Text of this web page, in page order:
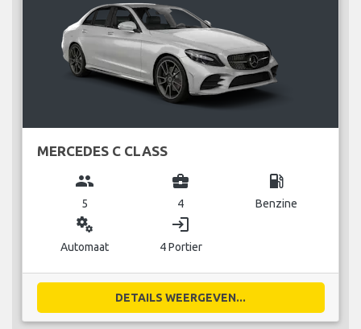
MERCEDES C CLASS
group
5
business_center
4
local_gas_station
Benzine
miscellaneous_services
Automaat
login
4 Portier
DETAILS WEERGEVEN...